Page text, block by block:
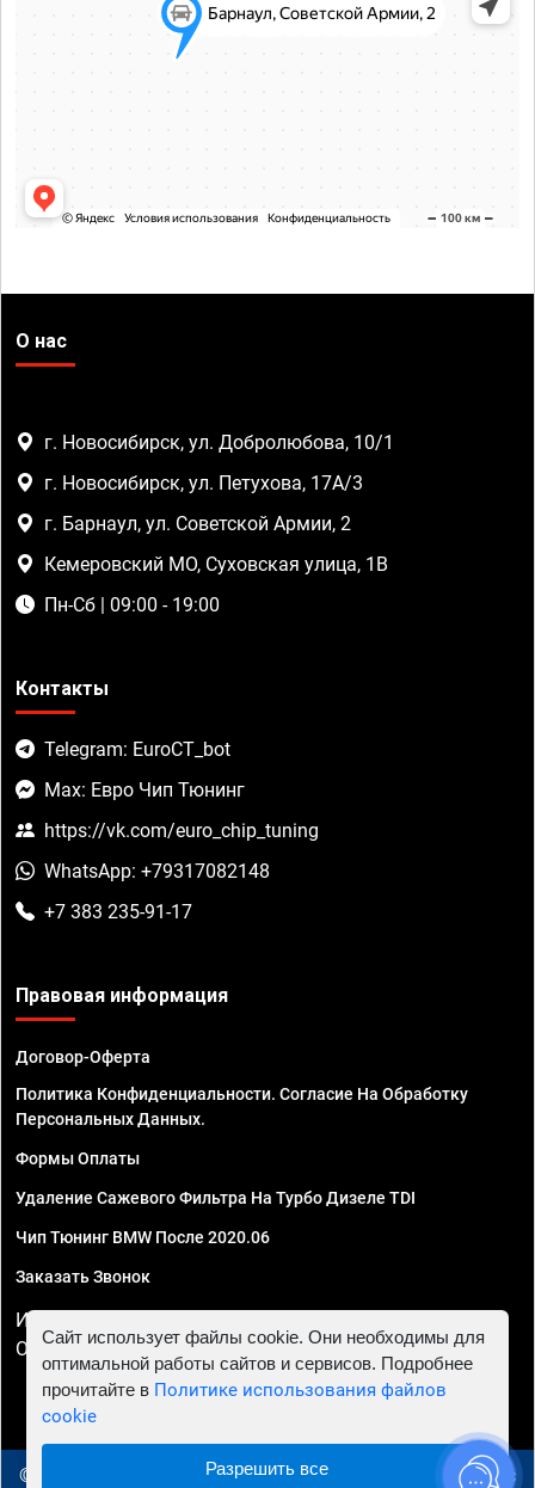
О нас
г. Новосибирск, ул. Добролюбова, 10/1
г. Новосибирск, ул. Петухова, 17А/3
г. Барнаул, ул. Советской Армии, 2
Кемеровский МО, Суховская улица, 1В
Пн-Сб | 09:00 - 19:00
Контакты
Telegram: EuroCT_bot
Max: Евро Чип Тюнинг
https://vk.com/euro_chip_tuning
WhatsApp: +79317082148
+7 383 235-91-17
Правовая информация
Договор-Оферта
Политика Конфиденциальности. Согласие На Обработку
Персональных Данных.
Формы Оплаты
Удаление Сажевого Фильтра На Турбо Дизеле TDI
Чип Тюнинг BMW После 2020.06
Заказать Звонок
ИП Смирнов Георгий Павлович. ИНН 781302555843,
ОГРНИП 324470400032610
© 2010 - 2026 Чип тюнинг в Новосибирске - Автосервис
Сайт использует файлы cookie. Они необходимы для
оптимальной работы сайтов и сервисов. Подробнее
прочитайте в Политике использования файлов
cookie
Разрешить все